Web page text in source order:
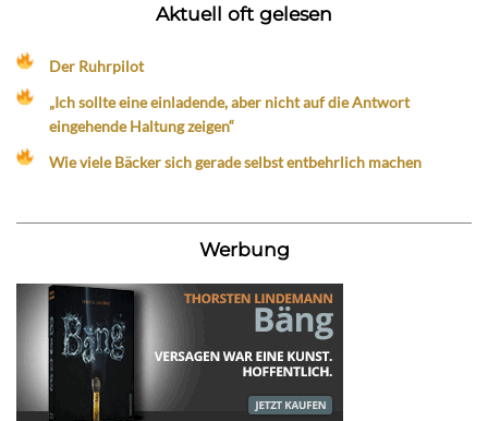
Aktuell oft gelesen
Der Ruhrpilot
„Ich sollte eine einladende, aber nicht auf die Antwort
eingehende Haltung zeigen“
Wie viele Bäcker sich gerade selbst entbehrlich machen
Werbung